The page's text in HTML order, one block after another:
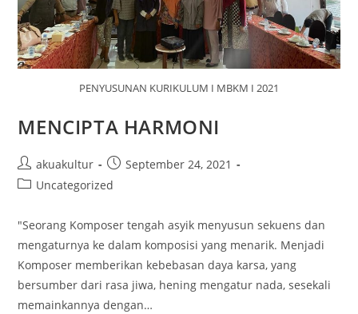
PENYUSUNAN KURIKULUM I MBKM I 2021
MENCIPTA HARMONI
akuakultur
September 24, 2021
Uncategorized
"Seorang Komposer tengah asyik menyusun sekuens dan
mengaturnya ke dalam komposisi yang menarik. Menjadi
Komposer memberikan kebebasan daya karsa, yang
bersumber dari rasa jiwa, hening mengatur nada, sesekali
memainkannya dengan…